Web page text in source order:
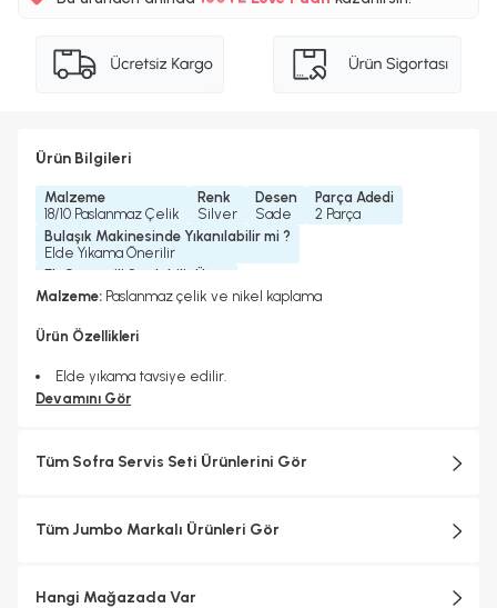
Ürün Bilgileri
Malzeme
18/10 Paslanmaz Çelik
Renk
Silver
Desen
Sade
Parça Adedi
2 Parça
Bulaşık Makinesinde Yıkanılabilir mi ?
Elde Yıkama Önerilir
Ek Garantili Satılabilir Ürün
Hiçbiri
Malzeme: Paslanmaz çelik ve nikel kaplama
Ürün Özellikleri
Elde yıkama tavsiye edilir.
Devamını Gör
Tüm Sofra Servis Seti Ürünlerini Gör
Tüm Jumbo Markalı Ürünleri Gör
Hangi Mağazada Var